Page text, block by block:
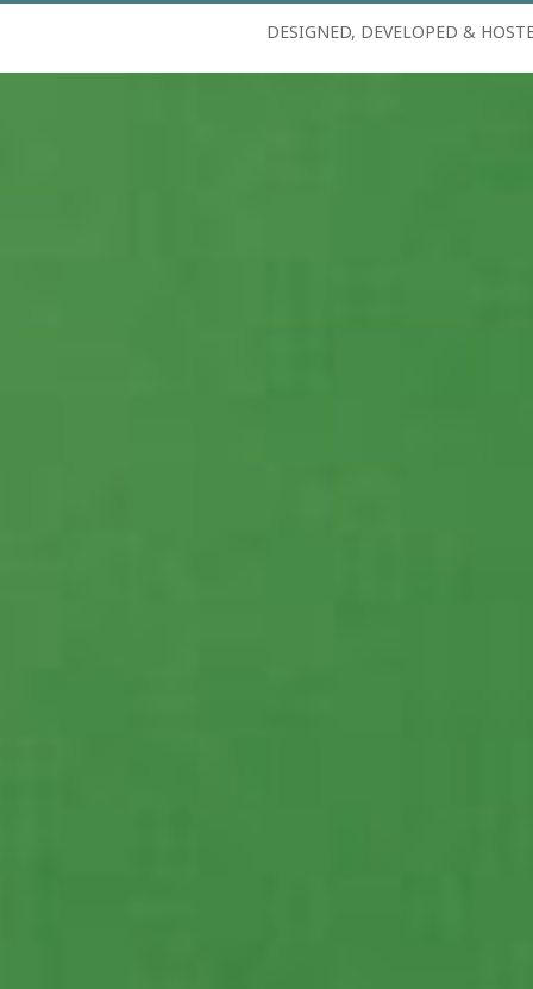
DESIGNED, DEVELOPED &